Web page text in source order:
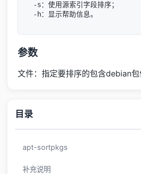
目录
apt-sortpkgs
补充说明
-s：使用源索引字段排序；
参数
文件：指定要排序的包含debian包